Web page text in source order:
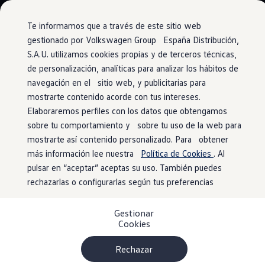
Te informamos que a través de este sitio web
gestionado por Volkswagen Group España Distribución,
S.A.U. utilizamos cookies propias y de terceros técnicas,
de personalización, analíticas para analizar los hábitos de
navegación en el sitio web, y publicitarias para
mostrarte contenido acorde con tus intereses.
Elaboraremos perfiles con los datos que obtengamos
sobre tu comportamiento y sobre tu uso de la web para
mostrarte así contenido personalizado. Para obtener
más información lee nuestra Política de Cookies . Al
pulsar en “aceptar” aceptas su uso. También puedes
rechazarlas o configurarlas según tus preferencias
Rechazar
Gestionar
Cookies
Ir
directamente
al contenido
Ir
directamente
al pie de
página
Conoce todos los modelos
Configura todos los modelos
Ver todos los modelos
Ver todos los modelos
Soluciones estandarizadas
Campers
Ofertas y stock
Ofertas para profesionales
Volkswagen nuevo en stock
Volkswagen de ocasión en stock
Ofertas para particulares
Volkswagen nuevo en stock
Volkswagen de ocasión
Eléctricos e híbridos
Simulador de autonomía
Simulador de carga
Ventajas para profesionales
Ventajas para particulares
Profesionales
My Leasing
Sistemas de asistencia al conductor
Siempre un paso por
delante
ID. Buzz es conducir cómodo y seguro:
Front Assist:detecta peatones y ciclistas